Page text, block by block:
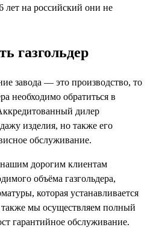
лет на российский они не
газгольдер
завода — это производство, то
необходимо обратиться в
дилер
изделия, но также его
обслуживание.
дорогим клиентам
объёма газгольдера,
которая устанавливается
также мы осуществляем полный
гарантийное обслуживание.